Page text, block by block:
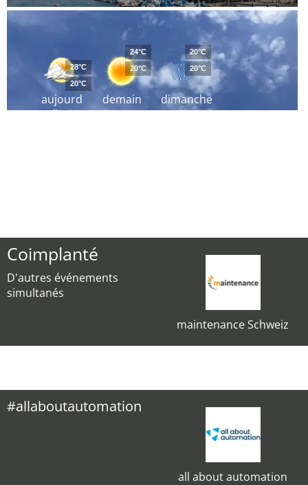
aujourd
´hui
28°C
20°C
demain
24°C
20°C
dimanche
20°C
20°C
Coimplanté
D'autres événements
simultanés
maintenance Schweiz
#allaboutautomation
all about automation